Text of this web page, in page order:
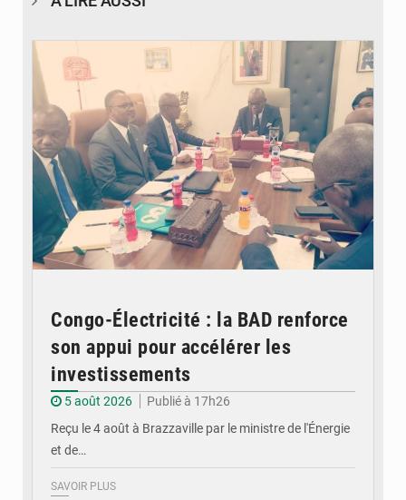
Congo-Électricité : la BAD renforce
son appui pour accélérer les
investissements
5 août 2026
Publié à 17h26
Reçu le 4 août à Brazzaville par le ministre de l'Énergie
et de…
SAVOIR PLUS